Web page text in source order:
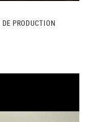
PRODUCTION